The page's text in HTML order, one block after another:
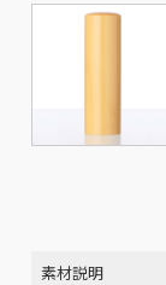
素材説明